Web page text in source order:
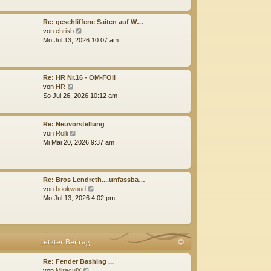
i
t
a
s
t
r
i
t
a
Re: geschliffene Saiten auf W…
von chrisb
e
s
t
r
e
i
r
Mo Jul 13, 2026 10:07 am
Re: HR Nr.16 - OM-FOli
von HR
e
e
s
t
e
e
i
r
So Jul 26, 2026 10:12 am
Re: Neuvorstellung
von Rolli
e
s
t
e
r
i
r
a
g
Mi Mai 20, 2026 9:37 am
Re: Bros Lendreth....unfassba…
von bookwood
e
s
r
B
Mo Jul 13, 2026 4:02 pm
Letzter Beitrag
Re: Fender Bashing ...